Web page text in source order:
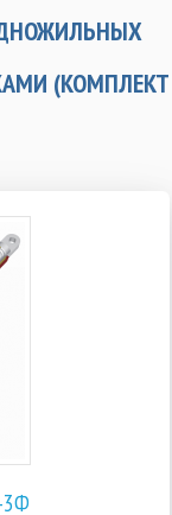
(КОМПЛЕКТ
3Ф